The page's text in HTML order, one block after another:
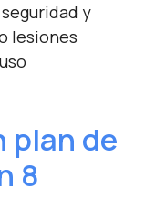
y
lesiones
plan de
8